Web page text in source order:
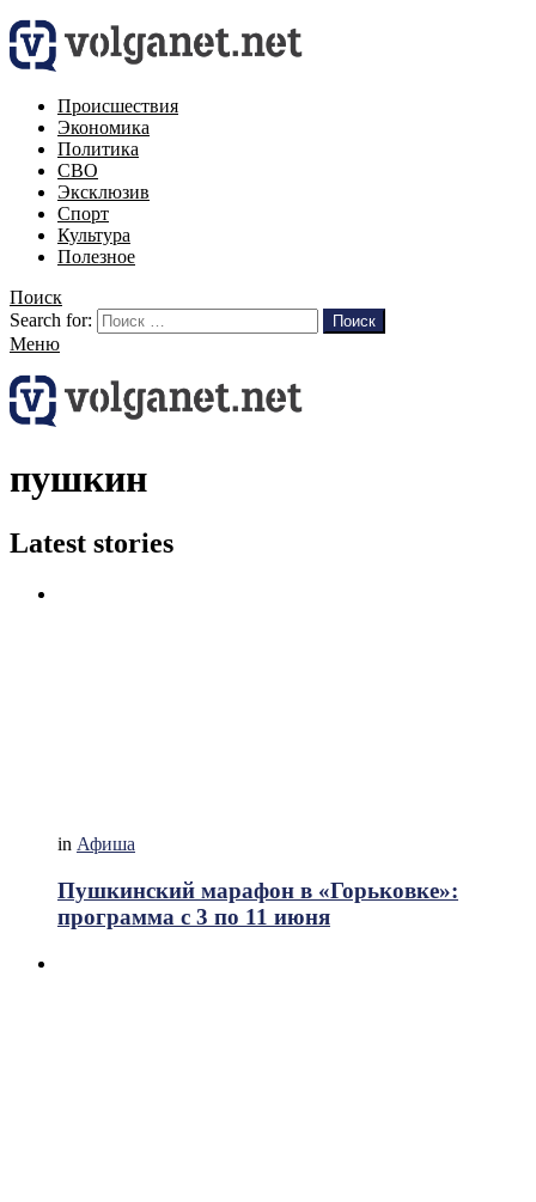
Происшествия
Экономика
Политика
СВО
Эксклюзив
Спорт
Культура
Полезное
Поиск
Search for:
Поиск
Меню
пушкин
Latest stories
in Афиша
Пушкинский марафон в «Горьковке»:
программа с 3 по 11 июня